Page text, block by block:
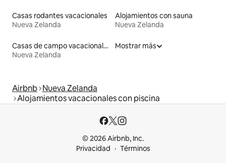
Casas rodantes vacacionales
Nueva Zelanda
Alojamientos con sauna
Nueva Zelanda
Casas de campo vacacionales
Nueva Zelanda
Mostrar más
Airbnb Nueva Zelanda
Alojamientos vacacionales con piscina
© 2026 Airbnb, Inc.
Privacidad
Términos